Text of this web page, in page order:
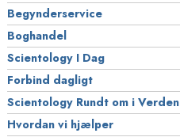
Begynderservice
Boghandel
Scientology I Dag
Forbind dagligt
Scientology Rundt om i Verden
Hvordan vi hjælper